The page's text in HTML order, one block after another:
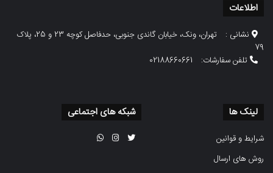
اطلاعات
نشانی :
تهران، ونک، خیابان گاندی جنوبی، حدفاصل کوچه 23 و 25، پلاک
79
تلفن سفارشات:
02188660661
لینک ها
شرایط و قوانین
روش های ارسال
شبکه های اجتماعی